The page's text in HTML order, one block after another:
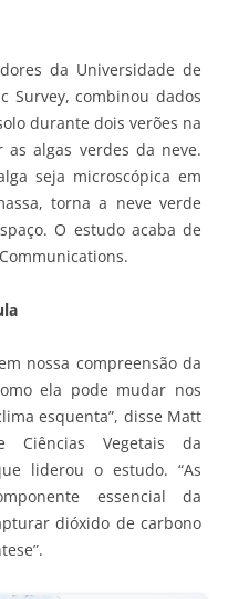
da Universidade de
Survey, combinou dados
durante dois verões na
algas verdes da neve.
seja microscópica em
torna a neve verde
O estudo acaba de
nossa compreensão da
ela pode mudar nos
esquenta”, disse Matt
Ciências Vegetais da
liderou o estudo. “As
essencial da
dióxido de carbono